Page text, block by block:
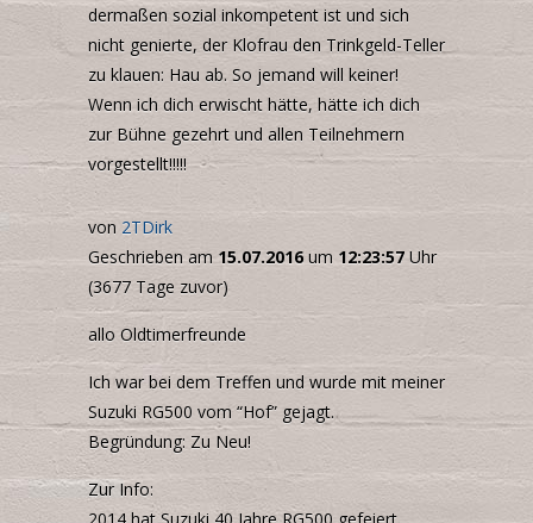
dermaßen sozial inkompetent ist und sich
nicht genierte, der Klofrau den Trinkgeld-Teller
zu klauen: Hau ab. So jemand will keiner!
Wenn ich dich erwischt hätte, hätte ich dich
zur Bühne gezehrt und allen Teilnehmern
vorgestellt!!!!!
von 2TDirk
Geschrieben am 15.07.2016um 12:23:57 Uhr
(3677 Tage zuvor)
allo Oldtimerfreunde
Ich war bei dem Treffen und wurde mit meiner
Suzuki RG500 vom “Hof” gejagt.
Begründung: Zu Neu!
Zur Info: